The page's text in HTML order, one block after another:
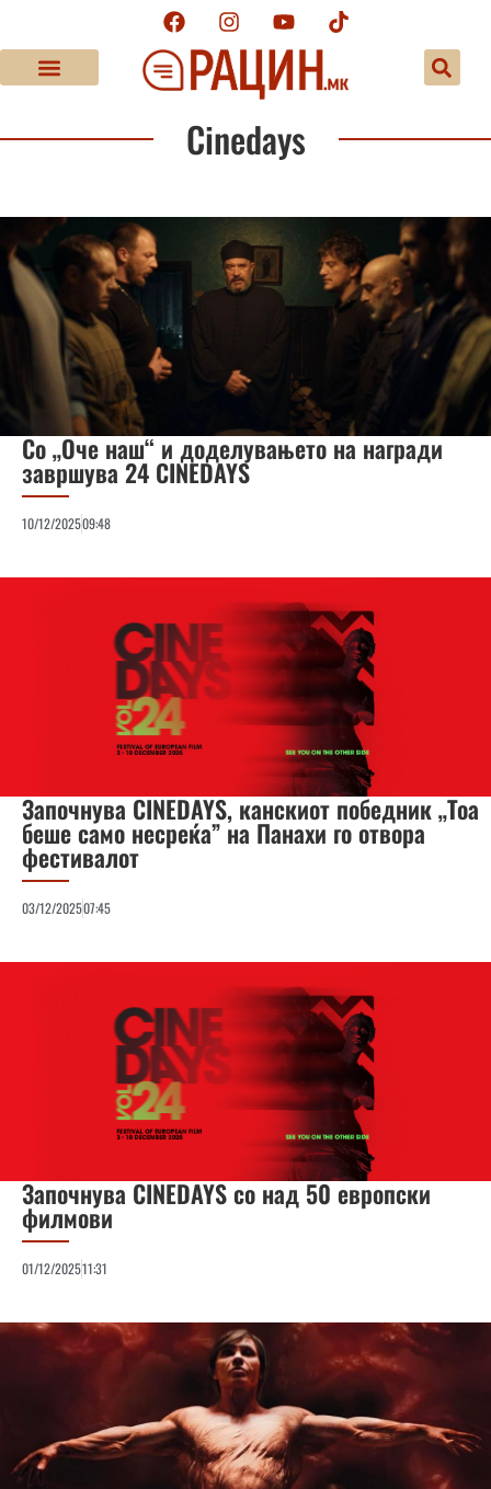
Cinedays
Со „Оче наш“ и доделувањето на награди
завршува 24 CINEDAYS
10/12/202509:48
Започнува CINEDAYS, канскиот победник „Тоа
беше само несреќа” на Панахи го отвора
фестивалот
03/12/202507:45
Започнува CINEDAYS со над 50 европски
филмови
01/12/202511:31